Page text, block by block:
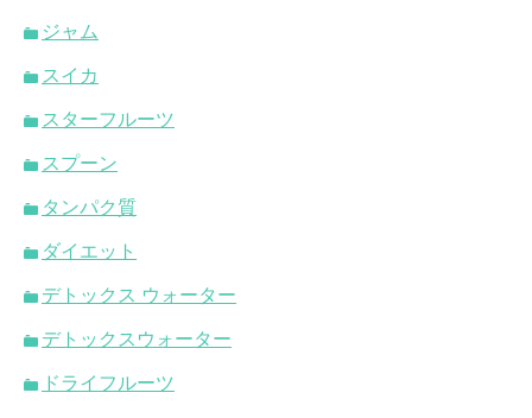
ジャム
スイカ
スターフルーツ
スプーン
タンパク質
ダイエット
デトックス ウォーター
デトックスウォーター
ドライフルーツ